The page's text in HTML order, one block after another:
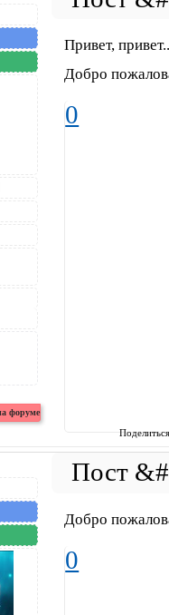
Привет,
Добро
0
Добро
0